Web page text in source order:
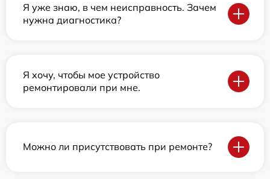
Я уже знаю, в чем неисправность. Зачем
нужна диагностика?
Я хочу, чтобы мое устройство
ремонтировали при мне.
Можно ли присутствовать при ремонте?